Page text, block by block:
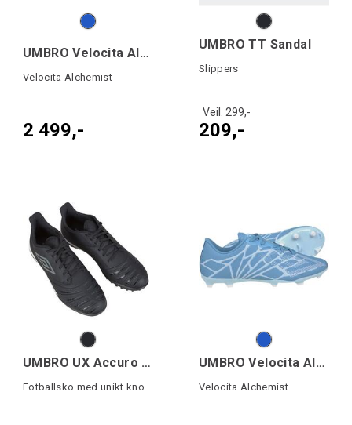
UMBRO Velocita Alche Pro FG
Velocita Alchemist
2 499,-
UMBRO TT Sandal
Slippers
Veil. 299,-
209,-
UMBRO UX Accuro III Premier TF
Fotballsko med unikt knottesystem
UMBRO Velocita Alche Prem FG
Velocita Alchemist